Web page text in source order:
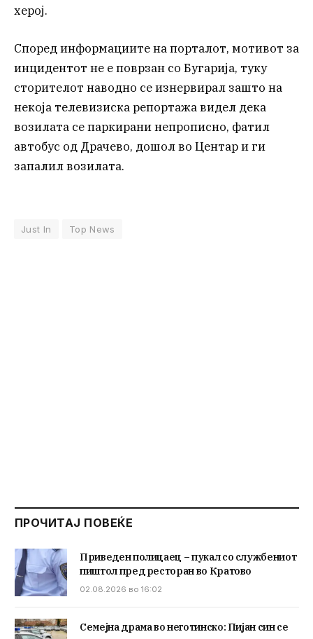
херој.
Според информациите на порталот, мотивот за
инцидентот не е поврзан со Бугарија, туку
сторителот наводно се изнервирал зашто на
некоја телевизиска репортажа видел дека
возилата се паркирани непрописно, фатил
автобус од Драчево, дошол во Центар и ги
запалил возилата.
Just In Top News
ПРОЧИТАЈ ПОВЕЌЕ
Приведен полицаец – пукал со службениот
пиштол пред ресторан во Кратово
02.08.2026 во 16:02
Семејна драма во неготинско: Пијан син се